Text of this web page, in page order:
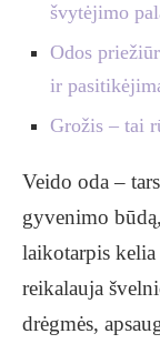
švytėjimo
Odos
ir
Grožis – tai
Veido oda –
gyvenimo
laikotarpis
reikalauja
drėgmės,